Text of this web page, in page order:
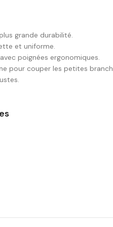
grande durabilité.
et uniforme.
poignées ergonomiques.
pour couper les petites